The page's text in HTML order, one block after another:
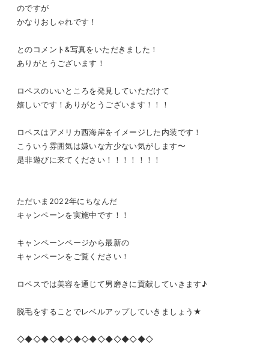
のですが
かなりおしゃれです！
とのコメント&写真をいただきました！
ありがとうございます！
ロペスのいいところを発見していただけて
嬉しいです！ありがとうございます！！！
ロペスはアメリカ西海岸をイメージした内装です！
こういう雰囲気は嫌いな方少ない気がします〜
是非遊びに来てください！！！！！！！
ただいま2022年にちなんだ
キャンペーンを実施中です！！
キャンペーンページから最新の
キャンペーンをご覧ください！
ロペスでは美容を通じて男磨きに貢献していきます♪
脱毛をすることでレベルアップしていきましょう★
◇◆◇◆◇◆◇◆◇◆◇◆◇◆◇◆◇